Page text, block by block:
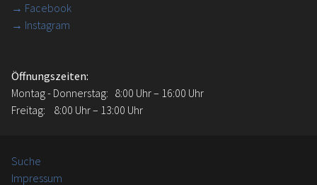
→ Facebook
→ Instagram
Öffnungszeiten:
Montag - Donnerstag: 8:00 Uhr – 16:00 Uhr
Freitag: 8:00 Uhr – 13:00 Uhr
Suche
Impressum